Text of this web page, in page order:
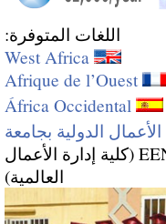
اللغات المتوفرة:
West Africa
Afrique de l’Ouest
África Occidental
الدولية بجامعة
II أواغادوغو (بوركينا فاسو) وEENI (كلية إدارة الأعمال
العالمية)